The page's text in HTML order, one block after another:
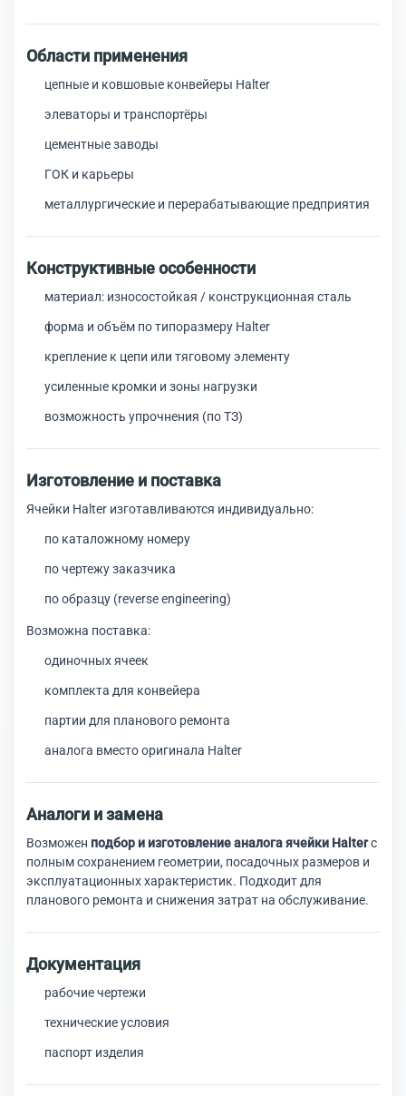
Области применения
цепные и ковшовые конвейеры Halter
элеваторы и транспортёры
цементные заводы
ГОК и карьеры
металлургические и перерабатывающие предприятия
Конструктивные особенности
материал: износостойкая / конструкционная сталь
форма и объём по типоразмеру Halter
крепление к цепи или тяговому элементу
усиленные кромки и зоны нагрузки
возможность упрочнения (по ТЗ)
Изготовление и поставка
Ячейки Halter изготавливаются индивидуально:
по каталожному номеру
по чертежу заказчика
по образцу (reverse engineering)
Возможна поставка:
одиночных ячеек
комплекта для конвейера
партии для планового ремонта
аналога вместо оригинала Halter
Аналоги и замена
Возможен подбор и изготовление аналога ячейки Halterс
полным сохранением геометрии, посадочных размеров и
эксплуатационных характеристик. Подходит для
планового ремонта и снижения затрат на обслуживание.
Документация
рабочие чертежи
технические условия
паспорт изделия